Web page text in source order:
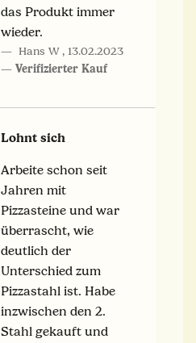
das Produkt immer
wieder.
Hans W , 13.02.2023
Verifizierter Kauf
Lohnt sich
Arbeite schon seit
Jahren mit
Pizzasteine und war
überrascht, wie
deutlich der
Unterschied zum
Pizzastahl ist. Habe
inzwischen den 2.
Stahl gekauft und